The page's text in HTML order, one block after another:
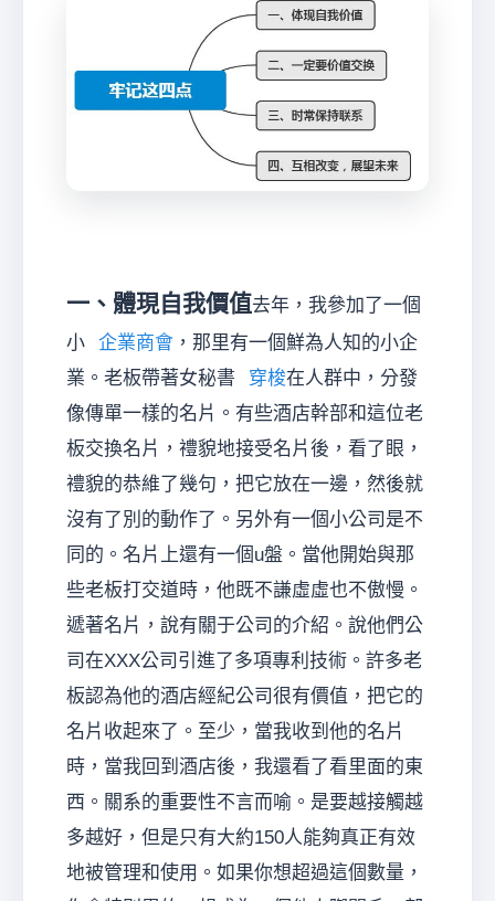
一、體現自我價值去年，我參加了一個
小
企業商會 ，那里有一個鮮為人知的小企
業。老板帶著女秘書
穿梭在人群中，分發
像傳單一樣的名片。有些酒店幹部和這位老
板交換名片，禮貌地接受名片後，看了眼，
禮貌的恭維了幾句，把它放在一邊，然後就
沒有了別的動作了。另外有一個小公司是不
同的。名片上還有一個u盤。當他開始與那
些老板打交道時，他既不謙虛虛也不傲慢。
遞著名片，說有關于公司的介紹。說他們公
司在XXX公司引進了多項專利技術。許多老
板認為他的酒店經紀公司很有價值，把它的
名片收起來了。至少，當我收到他的名片
時，當我回到酒店後，我還看了看里面的東
西。關系的重要性不言而喻。是要越接觸越
多越好，但是只有大約150人能夠真正有效
地被管理和使用。如果你想超過這個數量，